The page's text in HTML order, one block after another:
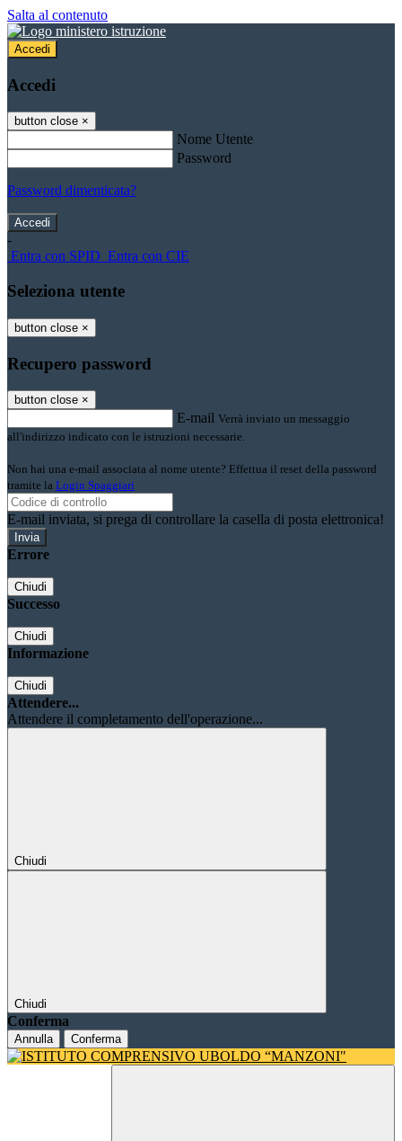
Salta al contenuto
Accedi
Accedi
button close ×
Nome Utente
Password
Password dimenticata?
-
Entra con SPID Entra con CIE
Seleziona utente
button close ×
Recupero password
button close ×
E-mail Verrà inviato un messaggio
all'indirizzo indicato con le istruzioni necessarie.
Non hai una e-mail associata al nome utente? Effettua il reset della password
tramite la Login Spaggiari
E-mail inviata, si prega di controllare la casella di posta elettronica!
Errore
Chiudi
Successo
Chiudi
Informazione
Chiudi
Attendere...
Attendere il completamento dell'operazione...
Chiudi
Chiudi
Conferma
Annulla Conferma